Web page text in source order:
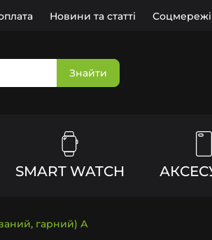
Новини та статті Соцмережі
Знайти
SMART WATCH
гарний) А